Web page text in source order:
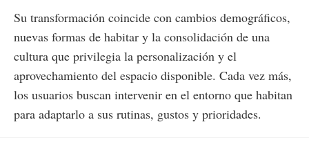
Su transformación coincide con cambios demográficos,
nuevas formas de habitar y la consolidación de una
cultura que privilegia la personalización y el
aprovechamiento del espacio disponible. Cada vez más,
los usuarios buscan intervenir en el entorno que habitan
para adaptarlo a sus rutinas, gustos y prioridades.